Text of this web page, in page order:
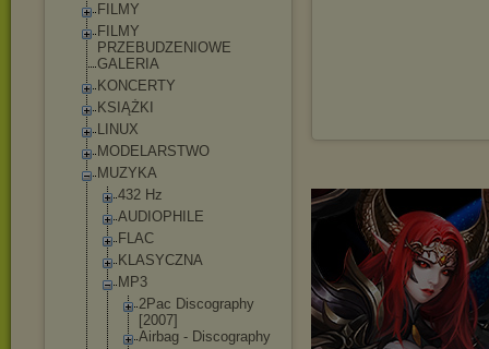
FILMY
FILMY
PRZEBUDZENIOWE
GALERIA
KONCERTY
KSIĄŻKI
LINUX
MODELARSTWO
MUZYKA
432 Hz
AUDIOPHILE
FLAC
KLASYCZNA
MP3
2Pac Discography
[2007]
Airbag - Discography